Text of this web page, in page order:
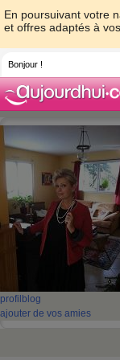
En poursuivant votre
et offres adaptés à
Bonjour !
profil blog
ajouter de vos amies